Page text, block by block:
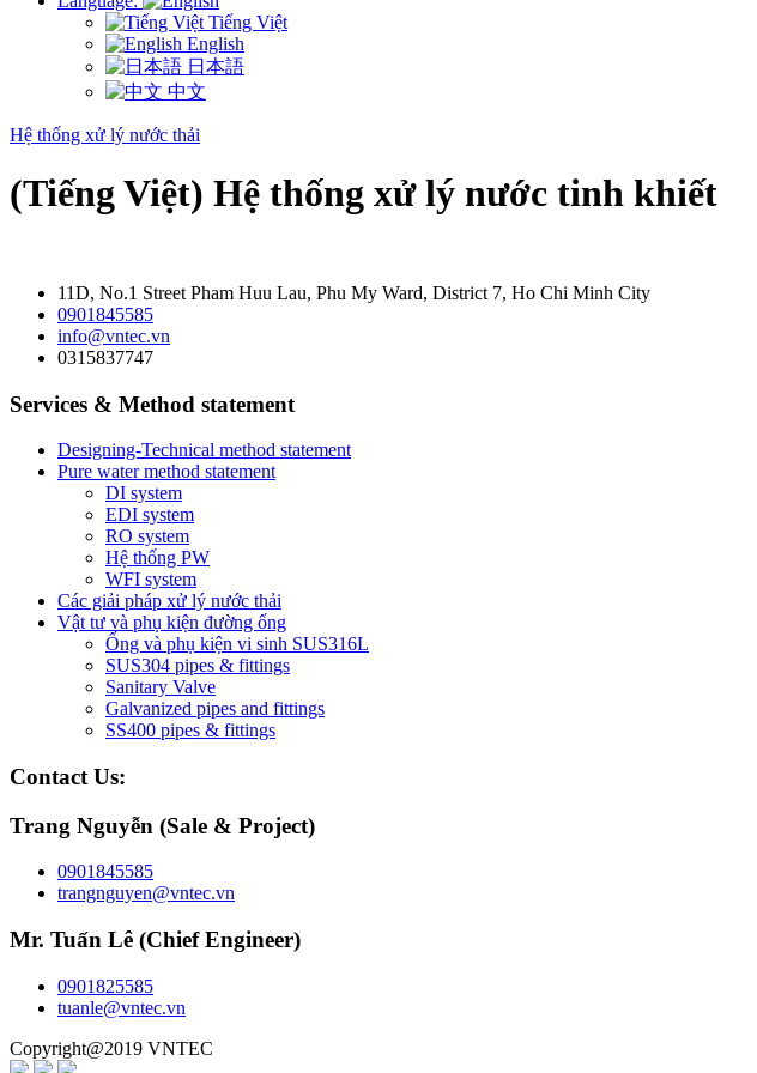
Tiếng Việt
English
日本語
中文
Hệ thống xử lý nước thải
(Tiếng Việt) Hệ thống xử lý nước tinh khiết
11D, No.1 Street Pham Huu Lau, Phu My Ward, District 7, Ho Chi Minh City
0901845585
info@vntec.vn
0315837747
Services & Method statement
Designing-Technical method statement
Pure water method statement
DI system
EDI system
RO system
Hệ thống PW
WFI system
Các giải pháp xử lý nước thải
Vật tư và phụ kiện đường ống
Ống và phụ kiện vi sinh SUS316L
SUS304 pipes & fittings
Sanitary Valve
Galvanized pipes and fittings
SS400 pipes & fittings
Contact Us:
Trang Nguyễn (Sale & Project)
0901845585
trangnguyen@vntec.vn
Mr. Tuấn Lê (Chief Engineer)
0901825585
tuanle@vntec.vn
Copyright@2019 VNTEC